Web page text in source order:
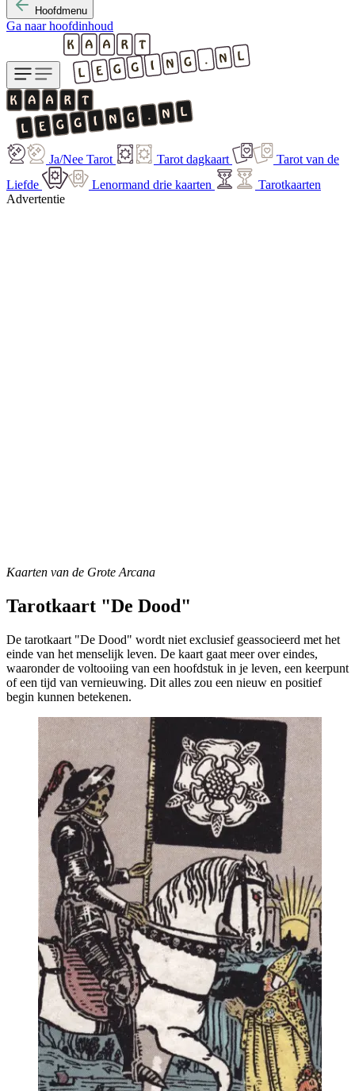
Hoofdmenu
Ga naar hoofdinhoud
Ja/Nee Tarot Tarot dagkaart
Tarot van de
Liefde
Lenormand drie kaarten
Tarotkaarten
Advertentie
Kaarten van de Grote Arcana
Tarotkaart "De Dood"
De tarotkaart "De Dood" wordt niet exclusief geassocieerd met het
einde van het menselijk leven. De kaart gaat meer over eindes,
waaronder de voltooiing van een hoofdstuk in je leven, een keerpunt
of een tijd van vernieuwing. Dit alles zou een nieuw en positief
begin kunnen betekenen.